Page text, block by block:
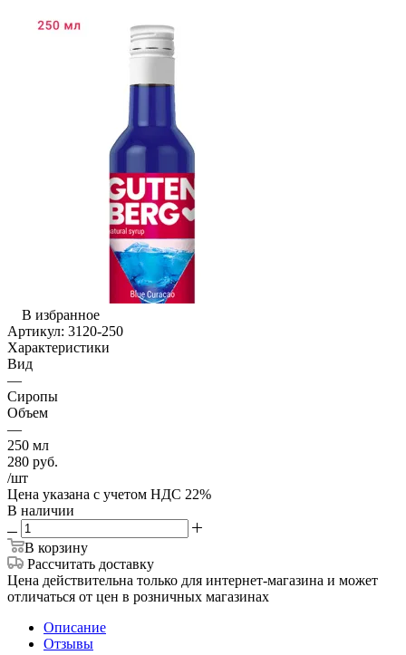
В избранное
Артикул: 3120-250
Характеристики
Вид
—
Сиропы
Объем
—
250 мл
280 руб.
/шт
Цена указана с учетом НДС 22%
В наличии
В корзину
Рассчитать доставку
Цена действительна только для интернет-магазина и может
отличаться от цен в розничных магазинах
Описание
Отзывы